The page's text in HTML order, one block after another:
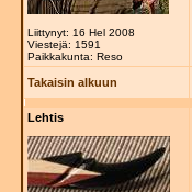
Liittynyt: 16 Hel 2008
Viestejä: 1591
Paikkakunta: Reso
Takaisin alkuun
Lehtis